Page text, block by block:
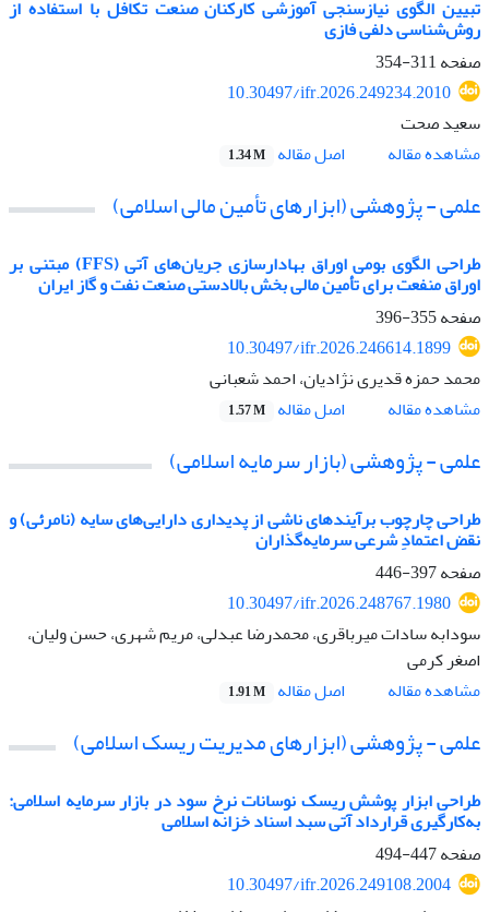
تبیین الگوی نیازسنجی آموزشی کارکنان صنعت تکافل با استفاده از
روش‌شناسی دلفی فازی
صفحه311-354
10.30497/ifr.2026.249234.2010
سعید صحت
مشاهده مقاله
اصل مقاله 1.34 M
علمی - پژوهشی (ابزارهای تأمین مالی اسلامی)
طراحی الگوی بومی اوراق بهادارسازی جریان‌های آتی (FFS) مبتنی بر
اوراق منفعت برای تأمین مالی بخش بالادستی صنعت نفت و گاز ایران
صفحه355-396
10.30497/ifr.2026.246614.1899
محمد حمزه قدیری نژادیان، احمد شعبانی
مشاهده مقاله
اصل مقاله 1.57 M
علمی - پژوهشی (بازار سرمایه اسلامی)
طراحی چارچوب برآیندهای ناشی از پدیداری دارایی‌های سایه (نامرئی) و
نقض اعتمادِ شرعی سرمایه‌گذاران
صفحه397-446
10.30497/ifr.2026.248767.1980
سودابه سادات میرباقری، محمدرضا عبدلی، مریم شهری، حسن ولیان،
اصغر کرمی
مشاهده مقاله
اصل مقاله 1.91 M
علمی - پژوهشی (ابزارهای مدیریت ریسک اسلامی)
طراحی ابزار پوشش ریسک نوسانات نرخ سود در بازار سرمایه اسلامی:
به‌کارگیری قرارداد آتی سبد اسناد خزانه اسلامی
صفحه447-494
10.30497/ifr.2026.249108.2004